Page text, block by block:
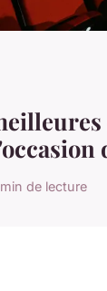
de lecture